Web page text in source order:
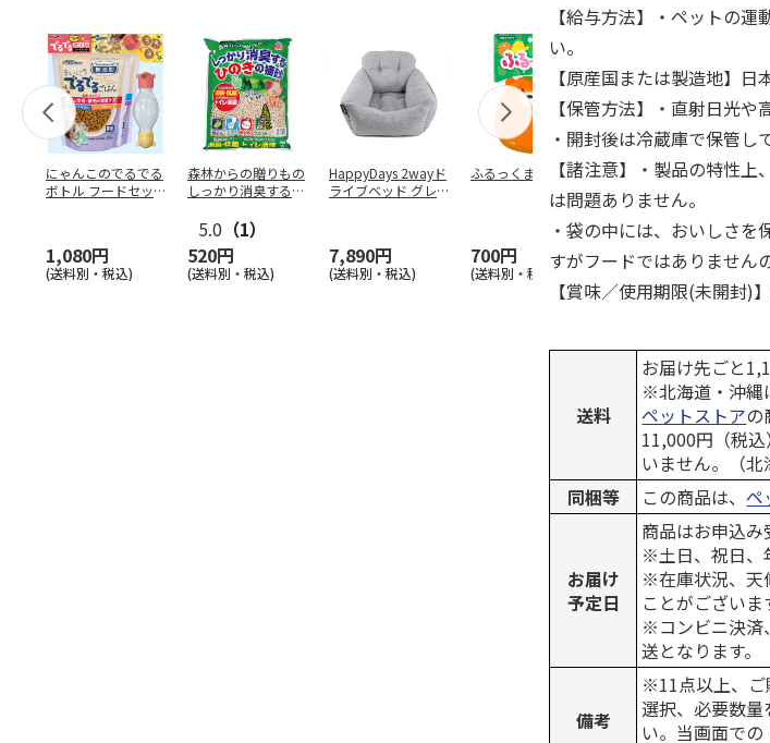
にゃんこのでるでる
ボトル フードセッ
1,080円
(送料別・税込)
森林からの贈りもの
しっかり消臭するひ
5.0 （1）
520円
(送料別・税込)
HappyDays 2wayド
ライブベッド グレ
7,890円
(送料別・税込)
ふるっくま みかん
700円
(送料別・税込)
デオトイレ 飛び散
らない消臭・抗菌サ
ンド 4L
1,320円
(送料別・税込)
獣
レ
(
【給与方法】・ペットの
い。
【原産国または製造地】日
【保管方法】・直射日光や
・開封後は冷蔵庫で保管し
【諸注意】・製品の特性
は問題ありません。
・袋の中には、おいしさを
すがフードではありません
【賞味／使用期限(未開封)
送料
お届け先ごと
※北海道・沖縄
ペットストアの
11,000円（税
いません。（北
同梱等
この商品は、ペ
お届け
予定日
商品はお申込み
※土日、祝日、
※在庫状況、天
ことがございま
※コンビニ決済
送となります。
備考
※11点以上、ご
選択、必要数
い。当画面で